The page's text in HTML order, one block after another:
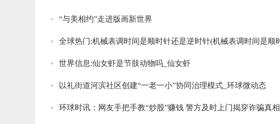
“与美相约”走进版画新世界
世界信息:仙女虾是节肢动物吗_仙女虾
以礼街道河滨社区创建“一老一小”协同治理模式_环球微动态
环球时讯：网友手把手教“炒股”赚钱 警方及时上门揭穿诈骗真相